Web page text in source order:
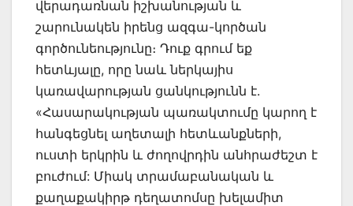
վերադառնան իշխանության և
շարունակեն իրենց ազգա-կործան
գործունեությունը։ Դուք գրում եք
հետևյալը, որը նաև ներկայիս
կառավարության ցանկությունն է.
«Հասարակության պառակտումը կարող է
հանգեցնել աղետալի հետևանքների,
ուստի երկրին և ժողովրդին անհրաժեշտ է
բուժում: Միակ տրամաբանական և
քաղաքակիրթ դեղատոմսը խելամիտ